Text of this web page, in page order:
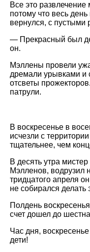
Все это развлечение
потому что весь
вернулся, с пустыми
— Прекрасный был
он.
Мэллены провели
дремали урывками и
отсветы
патрули.
В воскресенье в
исчезли с
тщательнее, чем
В десять утра
Мэлленов, водрузил
тридцатого апреля
не собирался делать
Полдень
счет дошел до
Час дня,
дети!